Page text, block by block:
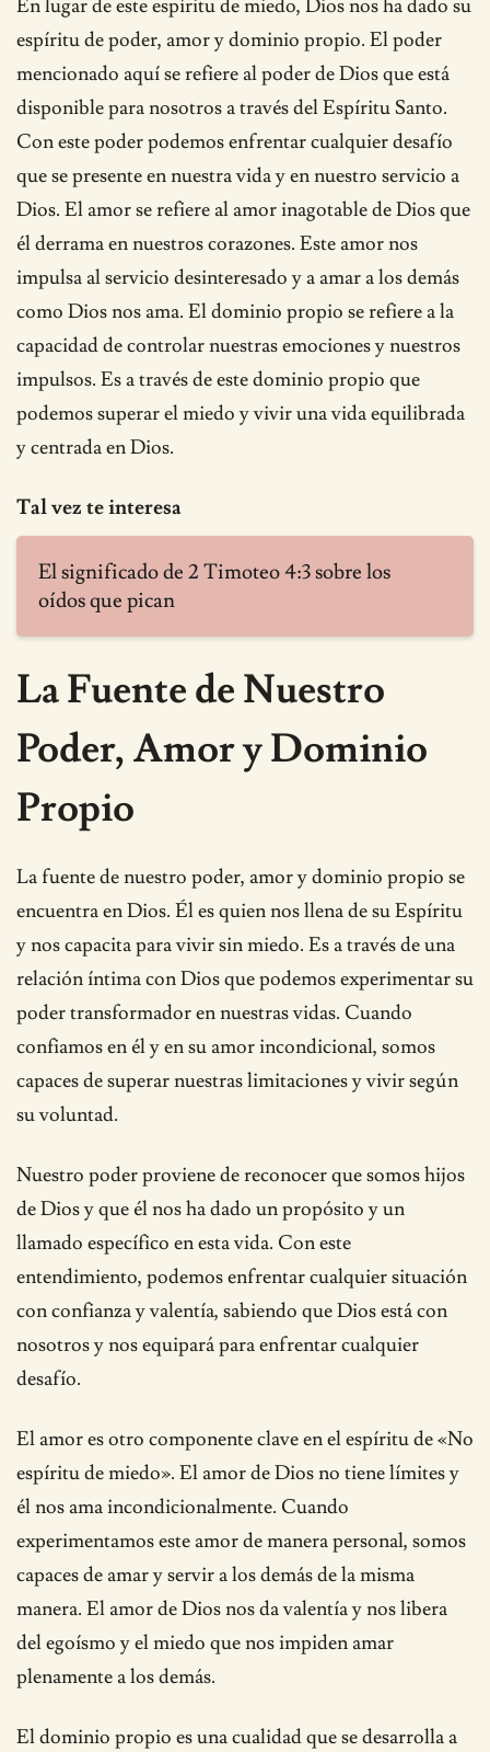
En lugar de este espíritu de miedo, Dios nos ha dado su
espíritu de poder, amor y dominio propio. El poder
mencionado aquí se refiere al poder de Dios que está
disponible para nosotros a través del Espíritu Santo.
Con este poder podemos enfrentar cualquier desafío
que se presente en nuestra vida y en nuestro servicio a
Dios. El amor se refiere al amor inagotable de Dios que
él derrama en nuestros corazones. Este amor nos
impulsa al servicio desinteresado y a amar a los demás
como Dios nos ama. El dominio propio se refiere a la
capacidad de controlar nuestras emociones y nuestros
impulsos. Es a través de este dominio propio que
podemos superar el miedo y vivir una vida equilibrada
y centrada en Dios.
Tal vez te interesa
El significado de 2 Timoteo 4:3 sobre los
oídos que pican
La Fuente de Nuestro
Poder, Amor y Dominio
Propio
La fuente de nuestro poder, amor y dominio propio se
encuentra en Dios. Él es quien nos llena de su Espíritu
y nos capacita para vivir sin miedo. Es a través de una
relación íntima con Dios que podemos experimentar su
poder transformador en nuestras vidas. Cuando
confiamos en él y en su amor incondicional, somos
capaces de superar nuestras limitaciones y vivir según
su voluntad.
Nuestro poder proviene de reconocer que somos hijos
de Dios y que él nos ha dado un propósito y un
llamado específico en esta vida. Con este
entendimiento, podemos enfrentar cualquier situación
con confianza y valentía, sabiendo que Dios está con
nosotros y nos equipará para enfrentar cualquier
desafío.
El amor es otro componente clave en el espíritu de «No
espíritu de miedo». El amor de Dios no tiene límites y
él nos ama incondicionalmente. Cuando
experimentamos este amor de manera personal, somos
capaces de amar y servir a los demás de la misma
manera. El amor de Dios nos da valentía y nos libera
del egoísmo y el miedo que nos impiden amar
plenamente a los demás.
El dominio propio es una cualidad que se desarrolla a